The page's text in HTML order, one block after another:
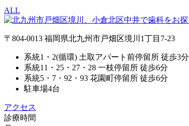
ALL
〒804-0013 福岡県北九州市戸畑区境川1丁目7-23
系統1・2(循環) 土取アパート前停留所 徒歩3分
系統11・25・27・28 一枝停留所 徒歩6分
系統5・7・92・93 花園町停留所 徒歩6分
駐車場4台
アクセス
診療時間